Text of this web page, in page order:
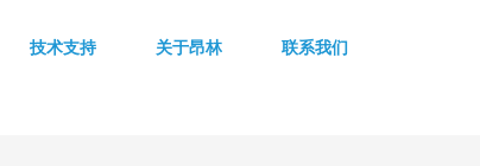
技术支持 关于昂林 联系我们